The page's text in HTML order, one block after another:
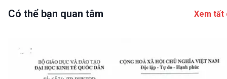
Có thể bạn quan tâm Xem tất